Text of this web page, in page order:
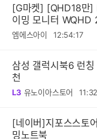
[G마켓] [QHD18만]
이밍 모니터 WQHD
종:189,200원)
엠에스아이 12:54:17
삼성 갤럭시북6 런
천
L3 유노이아스토어
[네이버]지포스스토
밍노트북